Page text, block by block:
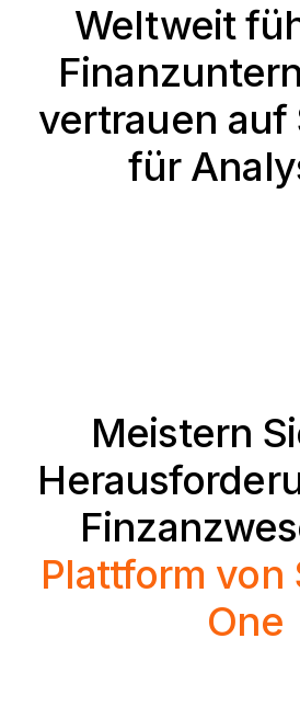
Weltweit
vertrauen auf
für
Meistern
Plattform von
One